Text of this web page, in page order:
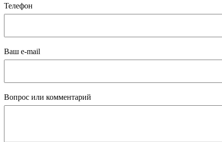
Телефон
Ваш e-mail
Вопрос или комментарий